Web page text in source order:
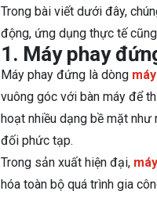
Trong bài viết dưới đây,
động, ứng dụng thực tế
1. Máy phay
Máy phay đứng là dòng
vuông góc với bàn máy để
hoạt nhiều dạng bề mặt như
đối phức tạp.
Trong sản xuất hiện đại,
hóa toàn bộ quá trình gia